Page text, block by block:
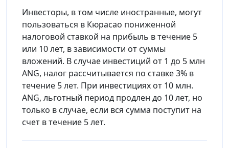
Инвесторы, в том числе иностранные, могут
пользоваться в Кюрасао пониженной
налоговой ставкой на прибыль в течение 5
или 10 лет, в зависимости от суммы
вложений. В случае инвестиций от 1 до 5 млн
ANG, налог рассчитывается по ставке 3% в
течение 5 лет. При инвестициях от 10 млн.
ANG, льготный период продлен до 10 лет, но
только в случае, если вся сумма поступит на
счет в течение 5 лет.